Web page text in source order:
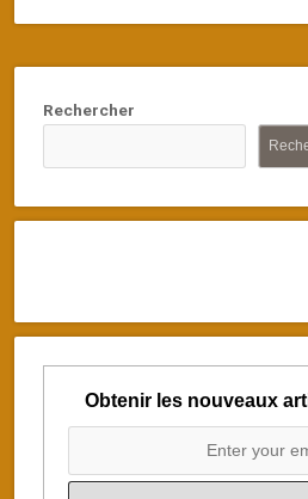
Rechercher
Obtenir les nouveaux